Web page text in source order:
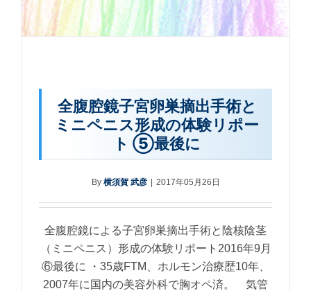
全腹腔鏡子宮卵巣摘出手術と
ミニペニス形成の体験リポー
ト ⑤最後に
By 横須賀 武彦 | 2017年05月26日
全腹腔鏡による子宮卵巣摘出手術と陰核陰茎
（ミニペニス）形成の体験リポート2016年9月
⑥最後に ・35歳FTM、ホルモン治療歴10年、
2007年に国内の美容外科で胸オペ済。 気管